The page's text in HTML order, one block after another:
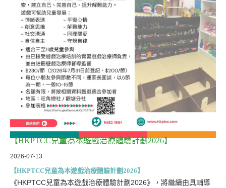
【HKPTCC兒童為本遊戲治療體驗計劃2026】
2026-07-13
【HKPTCC兒童為本遊戲治療體驗計劃2026】
《HKPTCC兒童為本遊戲治療體驗計劃2026》，將繼續由具輔導